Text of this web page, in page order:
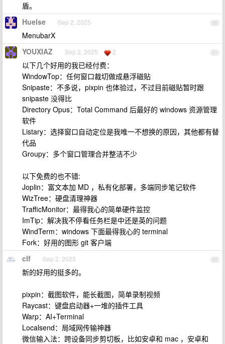
盾。
50
Huelse Sep 2, 2025
MenubarX
51
YOUXIAZ Sep 2, 2025 2
以下几个好用的我已经付费：
WindowTop：任何窗口裁切做成悬浮磁贴
Snipaste：不多说，pixpin 也体验过，不过目前磁贴暂时跟
snipaste 没得比
Directory Opus：Total Command 后最好的 windows 资源管理
软件
Listary：选择窗口自动定位是我唯一不想换的原因，其他都有替
代品
Groupy：多个窗口管理合并整洁不少
以下免费的也不错:
Joplin：富文本加 MD ，私有化部署，多端同步笔记软件
WizTree：硬盘清理神器
TrafficMonitor：最得我心的简单硬件监控
ImTip：解决我不停看任务栏是中还是英的问题
WindTerm：windows 下面最得我心的 terminal
Fork：好用的图形 git 客户端
52
clf Sep 2, 2025
新的好用的挺多的。
pixpin：截图软件，能长截图，简单录制视频
Raycast：键盘启动器+一堆的插件工具
Warp：AI+Terminal
Localsend：局域网传输神器
微信输入法：跨设备同步剪切板，比如安卓和 mac ，安卓和